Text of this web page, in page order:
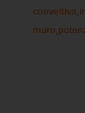
convettiva
muro